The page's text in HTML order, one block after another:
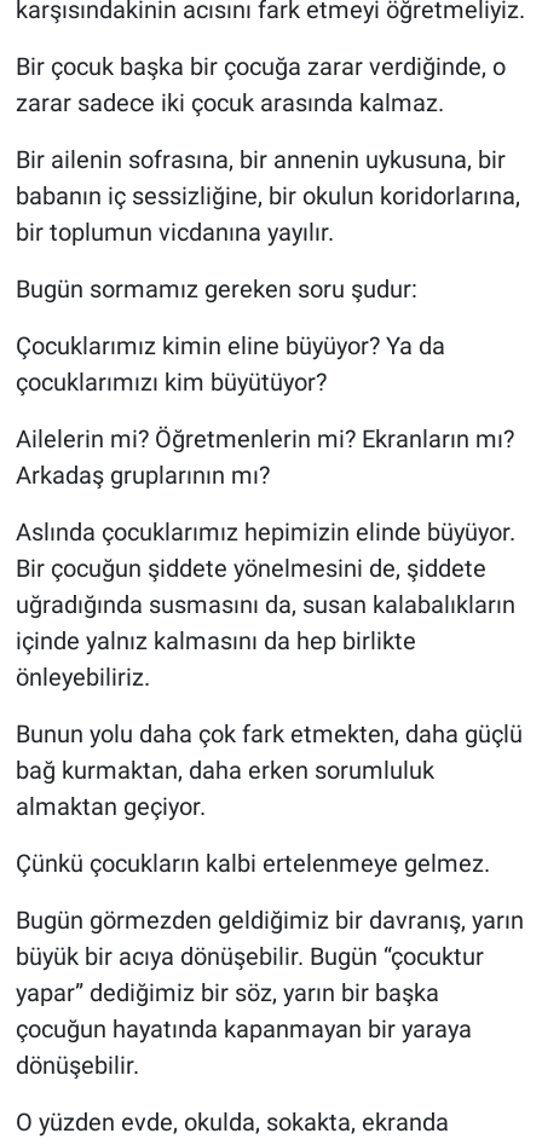
karşısındakinin acısını fark etmeyi öğretmeliyiz.
Bir çocuk başka bir çocuğa zarar verdiğinde, o
zarar sadece iki çocuk arasında kalmaz.
Bir ailenin sofrasına, bir annenin uykusuna, bir
babanın iç sessizliğine, bir okulun koridorlarına,
bir toplumun vicdanına yayılır.
Bugün sormamız gereken soru şudur:
Çocuklarımız kimin eline büyüyor? Ya da
çocuklarımızı kim büyütüyor?
Ailelerin mi? Öğretmenlerin mi? Ekranların mı?
Arkadaş gruplarının mı?
Aslında çocuklarımız hepimizin elinde büyüyor.
Bir çocuğun şiddete yönelmesini de, şiddete
uğradığında susmasını da, susan kalabalıkların
içinde yalnız kalmasını da hep birlikte
önleyebiliriz.
Bunun yolu daha çok fark etmekten, daha güçlü
bağ kurmaktan, daha erken sorumluluk
almaktan geçiyor.
Çünkü çocukların kalbi ertelenmeye gelmez.
Bugün görmezden geldiğimiz bir davranış, yarın
büyük bir acıya dönüşebilir. Bugün “çocuktur
yapar” dediğimiz bir söz, yarın bir başka
çocuğun hayatında kapanmayan bir yaraya
dönüşebilir.
O yüzden evde, okulda, sokakta, ekranda